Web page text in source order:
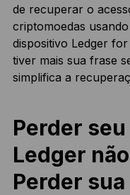
de recuperar o
criptomoedas
dispositivo Ledger
tiver mais sua frase
simplifica a
Perder
Ledger
Perder